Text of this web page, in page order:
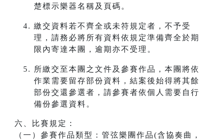
楚標示樂器名稱及頁碼。
繳交資料若不齊全或未符規定者，不予受
理，請務必將所有資料依規定準備齊全於期
限內寄達本團，逾期亦不受理。
所繳交至本團之文件及參賽作品，本團將依
作業需要留存部份資料，結案後始得將其餘
部份交還參選者，請參賽者依個人需要自行
備份參選資料。
六、比賽規定：
（一）參賽作品類型：管弦樂團作品(含協奏曲，